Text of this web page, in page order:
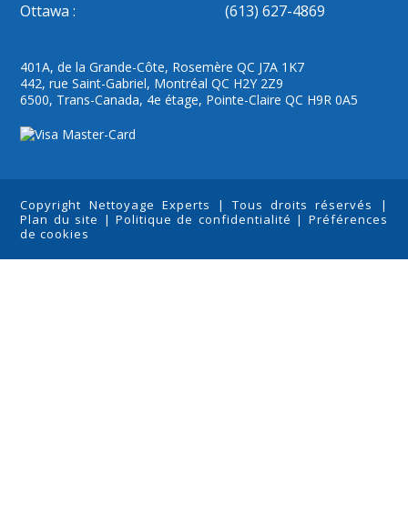
Ottawa :
(613) 627-4869
401A, de la Grande-Côte, Rosemère QC J7A 1K7
442, rue Saint-Gabriel, Montréal QC H2Y 2Z9
6500, Trans-Canada, 4e étage, Pointe-Claire QC H9R 0A5
Copyright Nettoyage Experts | Tous droits réservés |
Plan du site |Politique de confidentialité | Préférences
de cookies